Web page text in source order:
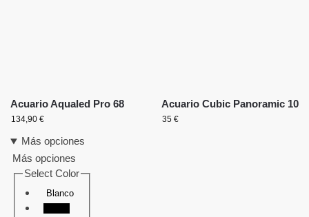
Acuario Aqualed Pro 68
134,90 €
Más opciones
Más opciones
Select Color
Blanco
Acuario Cubic Panoramic 10
35 €